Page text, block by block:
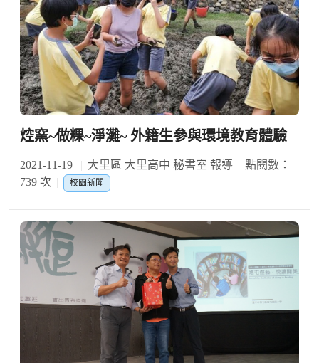
焢窯~做粿~淨灘~ 外籍生參與環境教育體驗
2021-11-19 大里區 大里高中 秘書室 報導
點閱數：
739 次
校園新聞